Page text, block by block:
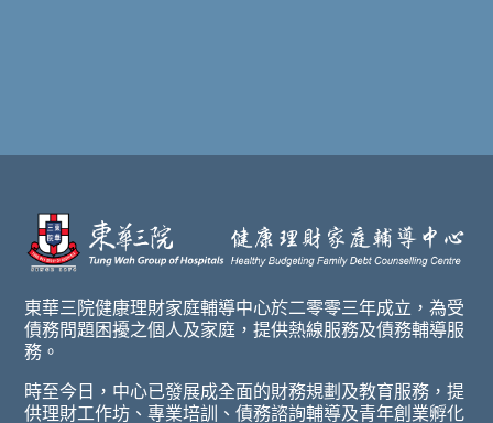
東華三院健康理財家庭輔導中心於二零零三年成立，為受
債務問題困擾之個人及家庭，提供熱線服務及債務輔導服
務。
時至今日，中心已發展成全面的財務規劃及教育服務，提
供理財工作坊、專業培訓、債務諮詢輔導及青年創業孵化